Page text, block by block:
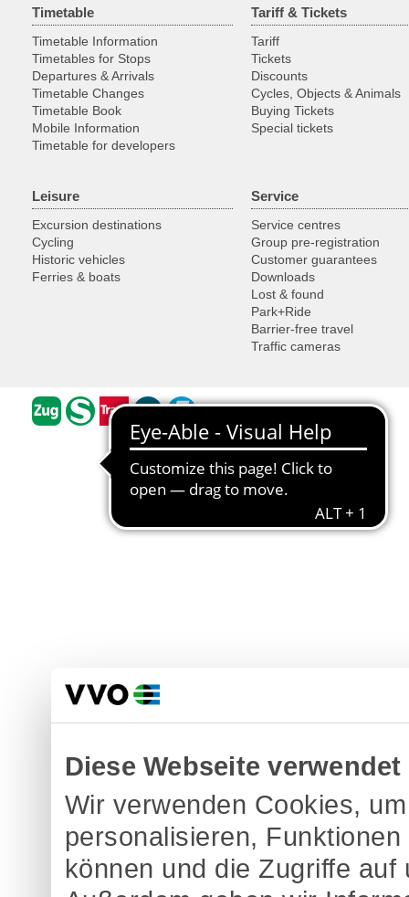
Diese Webseite
Wir verwenden Cookies,
personalisieren,
können und die Zugriffe
Timetable
Timetable Information
Timetables for Stops
Departures & Arrivals
Timetable Changes
Timetable Book
Mobile Information
Timetable for developers
Tariff & Tickets
Tariff
Tickets
Discounts
Cycles, Objects & Animals
Buying Tickets
Special tickets
Leisure
Excursion destinations
Cycling
Historic vehicles
Ferries & boats
Service
Service centres
Group pre-registration
Customer guarantees
Downloads
Lost & found
Park+Ride
Barrier-free travel
Traffic cameras